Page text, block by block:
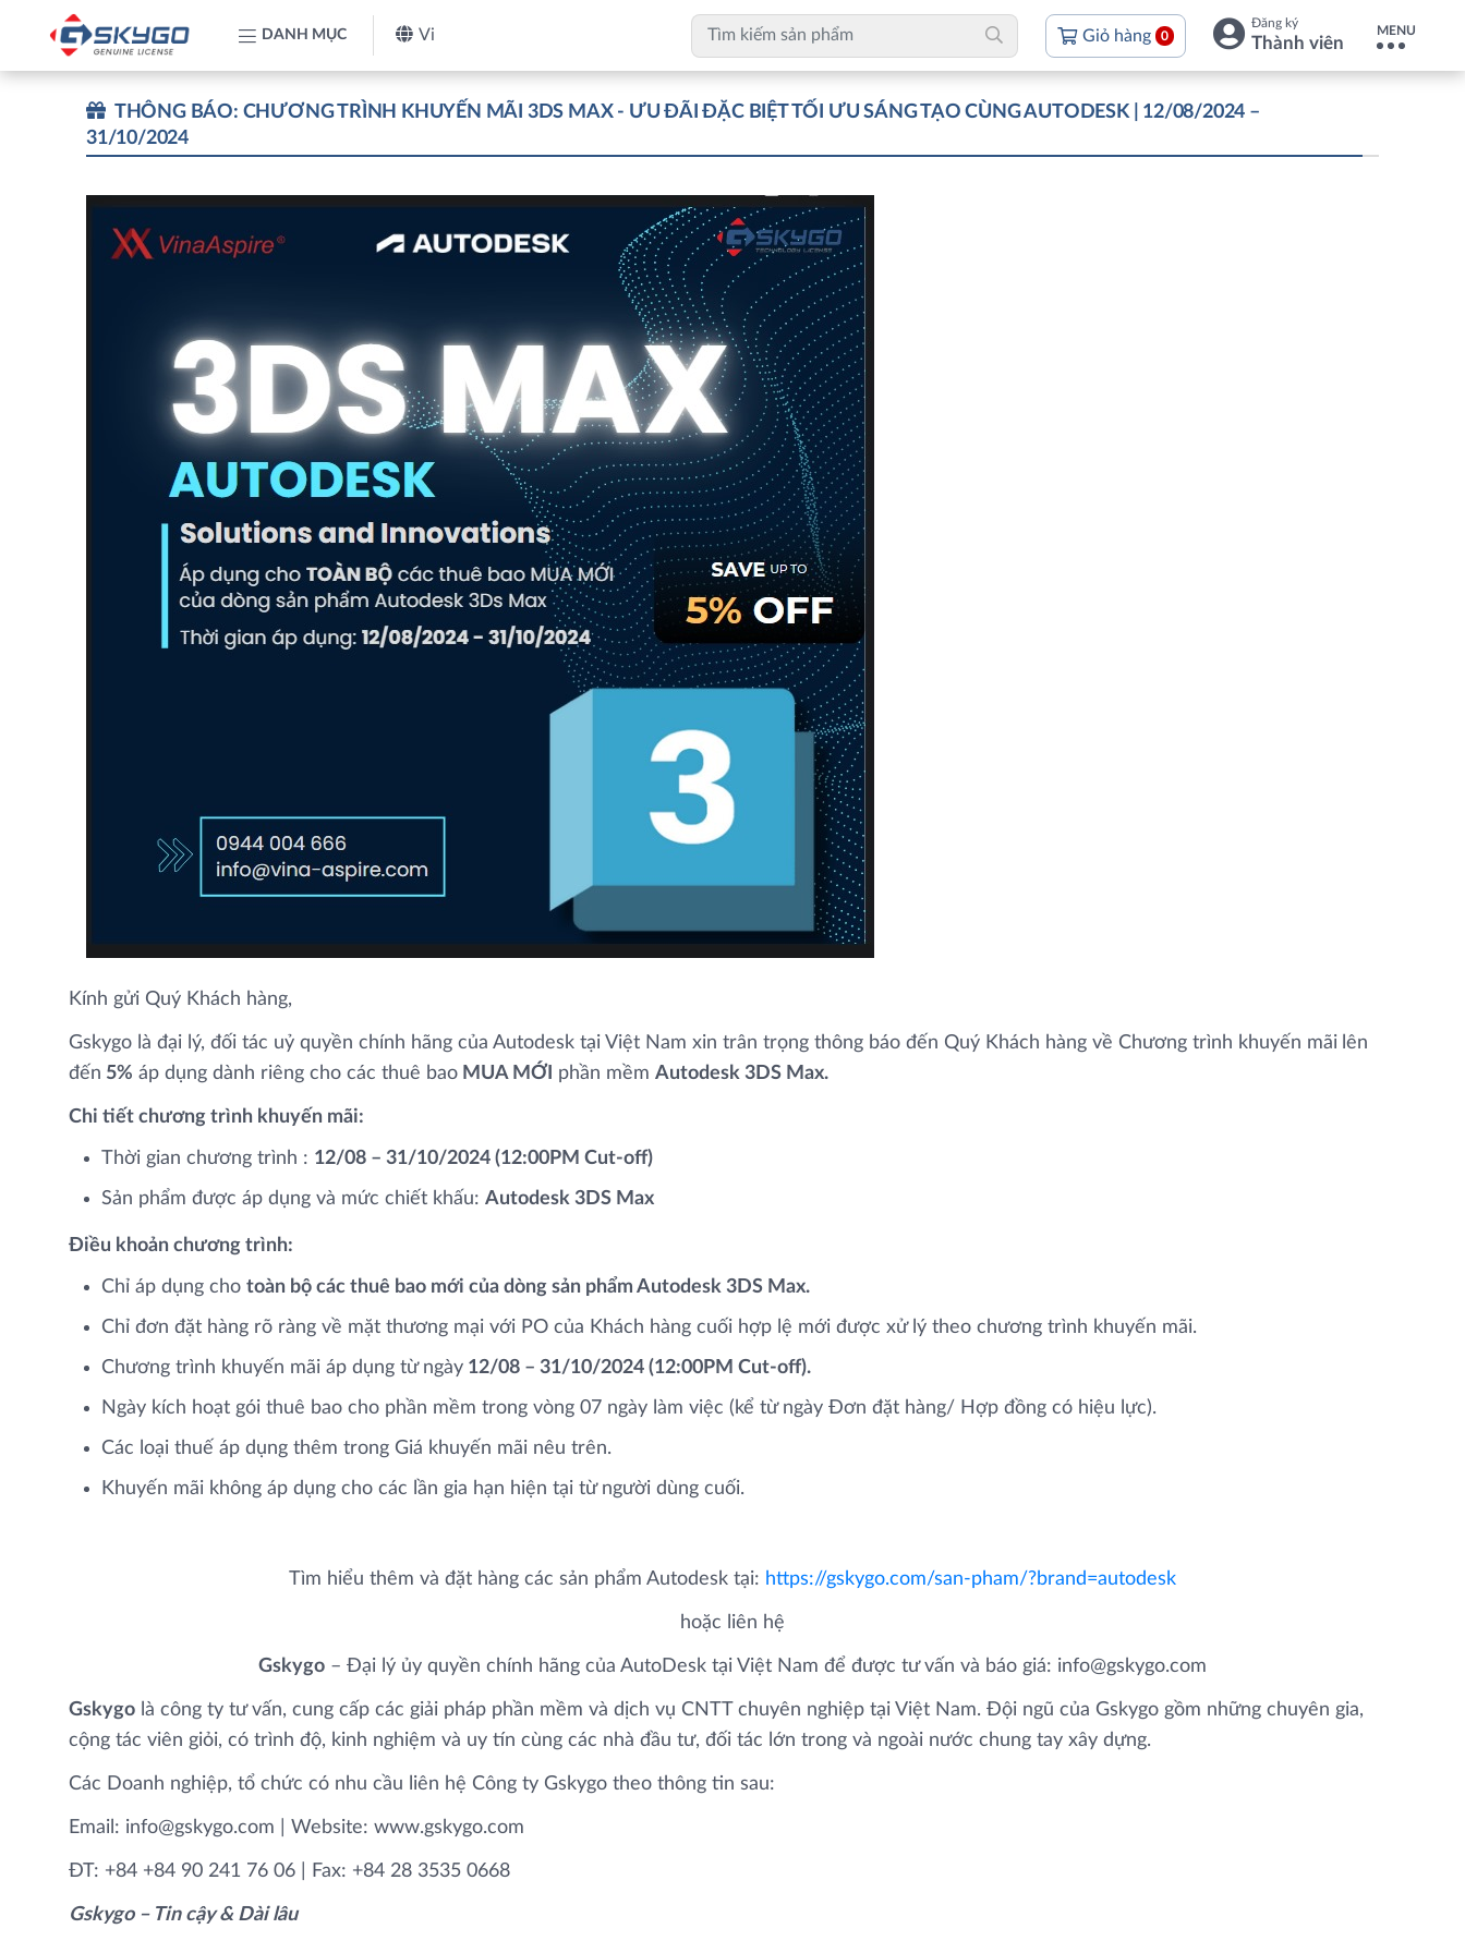
DANH MỤC Vi Giỏ hàng 0
Đăng ký
Thành viên
MENU
THÔNG BÁO: CHƯƠNG TRÌNH KHUYẾN MÃI 3DS MAX - ƯU ĐÃI ĐẶC BIỆT TỐI ƯU SÁNG TẠO CÙNG AUTODESK | 12/08/2024 –
31/10/2024
Kính gửi Quý Khách hàng,
Gskygo là đại lý, đối tác uỷ quyền chính hãng của Autodesk tại Việt Nam xin trân trọng thông báo đến Quý Khách hàng về Chương trình khuyến mãi lên
đến 5% áp dụng dành riêng cho các thuê bao MUA MỚI phần mềm Autodesk 3DS Max.
Chi tiết chương trình khuyến mãi:
Thời gian chương trình : 12/08 – 31/10/2024 (12:00PM Cut-off)
Sản phẩm được áp dụng và mức chiết khấu: Autodesk 3DS Max
Điều khoản chương trình:
Chỉ áp dụng cho toàn bộ các thuê bao mới của dòng sản phẩm Autodesk 3DS Max.
Chỉ đơn đặt hàng rõ ràng về mặt thương mại với PO của Khách hàng cuối hợp lệ mới được xử lý theo chương trình khuyến mãi.
Chương trình khuyến mãi áp dụng từ ngày 12/08 – 31/10/2024 (12:00PM Cut-off).
Ngày kích hoạt gói thuê bao cho phần mềm trong vòng 07 ngày làm việc (kể từ ngày Đơn đặt hàng/ Hợp đồng có hiệu lực).
Các loại thuế áp dụng thêm trong Giá khuyến mãi nêu trên.
Khuyến mãi không áp dụng cho các lần gia hạn hiện tại từ người dùng cuối.
Tìm hiểu thêm và đặt hàng các sản phẩm Autodesk tại: https://gskygo.com/san-pham/?brand=autodesk
hoặc liên hệ
Gskygo – Đại lý ủy quyền chính hãng của AutoDesk tại Việt Nam để được tư vấn và báo giá: info@gskygo.com
Gskygo là công ty tư vấn, cung cấp các giải pháp phần mềm và dịch vụ CNTT chuyên nghiệp tại Việt Nam. Đội ngũ của Gskygo gồm những chuyên gia,
cộng tác viên giỏi, có trình độ, kinh nghiệm và uy tín cùng các nhà đầu tư, đối tác lớn trong và ngoài nước chung tay xây dựng.
Các Doanh nghiệp, tổ chức có nhu cầu liên hệ Công ty Gskygo theo thông tin sau:
Email: info@gskygo.com | Website: www.gskygo.com
ĐT: +84 +84 90 241 76 06 | Fax: +84 28 3535 0668
Gskygo – Tin cậy & Dài lâu